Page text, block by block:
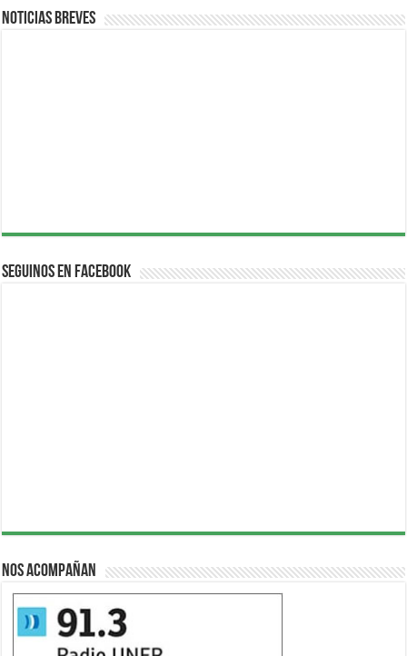
Noticias breves
Seguinos en Facebook
Nos acompañan